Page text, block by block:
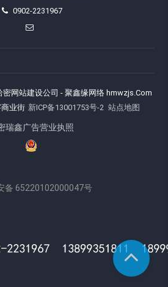
0902-2231967
密网站建设公司 - 聚鑫缘网络 hmwzjs.Com
业街 新ICP备13001753号-2 站点地图
瑞鑫广告营业执照
备 65220102000047号